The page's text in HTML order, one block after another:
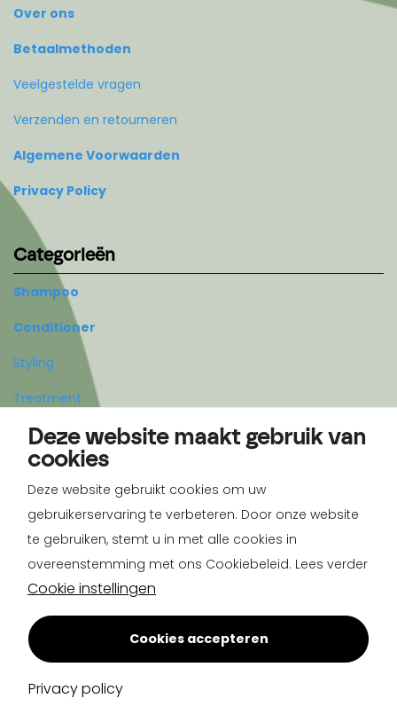
Over ons
Betaalmethoden
Veelgestelde vragen
Verzenden en retourneren
Algemene Voorwaarden
Privacy Policy
Categorieën
Shampoo
Conditioner
Styling
Treatment
Body
Account
Registreren
Inloggen
Copyright 2026 - All rechten voorbehouden People IV
Deze website maakt gebruik van
cookies
Deze website gebruikt cookies om uw
gebruikerservaring te verbeteren. Door onze website
te gebruiken, stemt u in met alle cookies in
overeenstemming met ons Cookiebeleid. Lees verder
Cookie instellingen
Cookies accepteren
Privacy policy